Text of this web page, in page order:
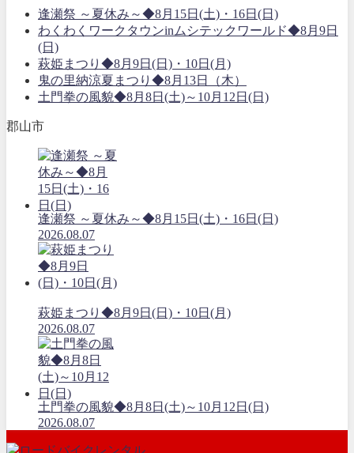
逢瀬祭 ～夏休み～◆8月15日(土)・16日(日)
わくわくワークタウンinムシテックワールド◆8月9日
(日)
萩姫まつり◆8月9日(日)・10日(月)
鬼の里納涼夏まつり◆8月13日（木）
土門拳の風貌◆8月8日(土)～10月12日(日)
郡山市
逢瀬祭 ～夏休み～◆8月15日(土)・16日(日)
2026.08.07
萩姫まつり◆8月9日(日)・10日(月)
2026.08.07
土門拳の風貌◆8月8日(土)～10月12日(日)
2026.08.07